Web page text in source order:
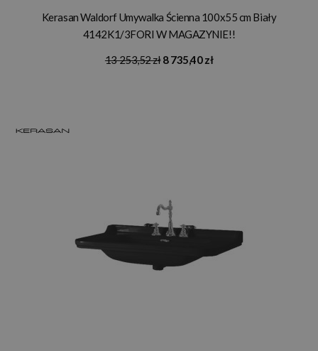
Kerasan Waldorf Umywalka Ścienna 100x55 cm Biały
4142K1/3FORI W MAGAZYNIE!!
13 253,52 zł8 735,40 zł